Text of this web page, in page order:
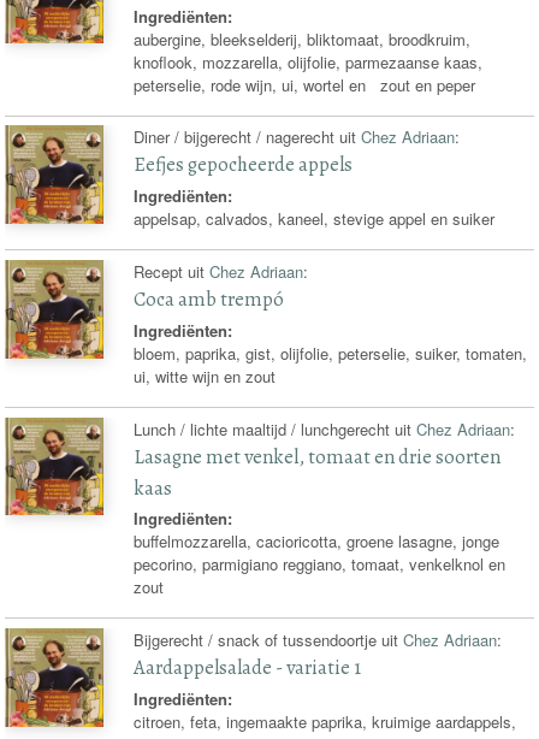
Ingrediënten:
aubergine, bleekselderij, bliktomaat, broodkruim,
knoflook, mozzarella, olijfolie, parmezaanse kaas,
peterselie, rode wijn, ui, wortel en zout en peper
Diner / bijgerecht / nagerecht uitChez Adriaan:
Eefjes gepocheerde appels
Ingrediënten:
appelsap, calvados, kaneel, stevige appel en suiker
Recept uitChez Adriaan:
Coca amb trempó
Ingrediënten:
bloem, paprika, gist, olijfolie, peterselie, suiker, tomaten,
ui, witte wijn en zout
Lunch / lichte maaltijd / lunchgerecht uitChez Adriaan:
Lasagne met venkel, tomaat en drie soorten
kaas
Ingrediënten:
buffelmozzarella, cacioricotta, groene lasagne, jonge
pecorino, parmigiano reggiano, tomaat, venkelknol en
zout
Bijgerecht / snack of tussendoortje uitChez Adriaan:
Aardappelsalade - variatie 1
Ingrediënten:
citroen, feta, ingemaakte paprika, kruimige aardappels,